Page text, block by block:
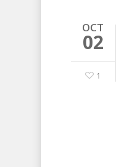
OCT
02
1